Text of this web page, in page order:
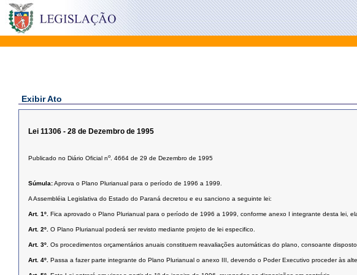
Exibir Ato
Lei 11306 - 28 de Dezembro de 1995
Publicado no Diário Oficial no. 4664 de 29 de Dezembro de 1995
Súmula:Aprova o Plano Plurianual para o período de 1996 a 1999.
A Assembléia Legislativa do Estado do Paraná decretou e eu sanciono a seguinte lei:
Art. 1º. Fica aprovado o Plano Plurianual para o período de 1996 a 1999, conforme anexo I integrante desta lei,
Art. 2º. O Plano Plurianual poderá ser revisto mediante projeto de lei especifico.
Art. 3º. Os procedimentos orçamentários anuais constituem reavaliações automáticas do plano, consoante
Art. 4º. Passa a fazer parte integrante do Plano Plurianual o anexo III, devendo o Poder Executivo proceder às